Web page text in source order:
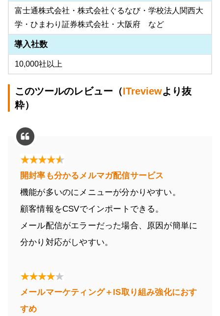
富士通株式会社・株式会社ぐるなび・学校法人関西大
学・ひまわり証券株式会社・大阪府 など
導入社数
10,000社以上
このツールのレビュー（ITreviewより抜
粋）
開封率も分かるメルマガ配信サービス
機能が多いのにメニューが分かりやすい。
顧客情報をCSVでインポートできる。
メール配信がエラーだった場合、原因が簡単に
分かり対応がしやすい。
メールマーケティング＋IS取り組み強化におす
すめ